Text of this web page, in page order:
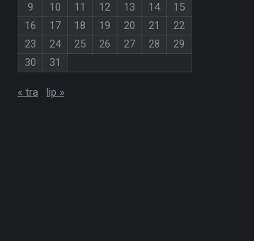
9
10 11 12 13 14
15
16
17 18 19 20 21
22
23
24 25 26 27 28
29
30
31
« tra lip »